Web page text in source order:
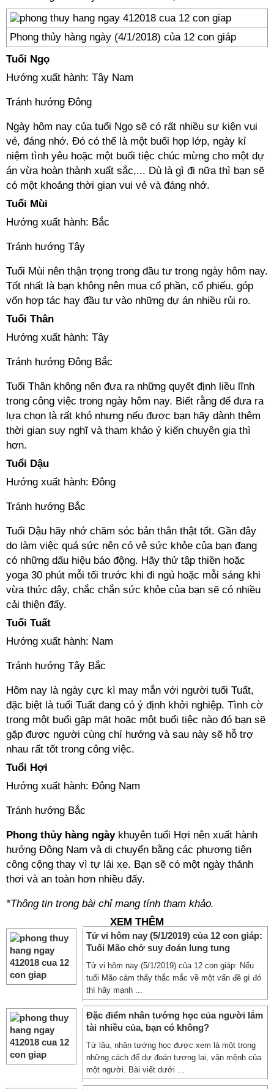
Phong thủy hàng ngày (4/1/2018) của 12 con giáp
Tuổi Ngọ
Hướng xuất hành: Tây Nam
Tránh hướng Đông
Ngày hôm nay của tuổi Ngọ sẽ có rất nhiều sự kiện vui
vẻ, đáng nhớ. Đó có thể là một buổi họp lớp, ngày kỉ
niệm tình yêu hoặc một buổi tiệc chúc mừng cho một dự
án vừa hoàn thành xuất sắc,... Dù là gì đi nữa thì bạn sẽ
có một khoảng thời gian vui vẻ và đáng nhớ.
Tuổi Mùi
Hướng xuất hành: Bắc
Tránh hướng Tây
Tuổi Mùi nên thận trọng trong đầu tư trong ngày hôm nay.
Tốt nhất là bạn không nên mua cổ phần, cổ phiếu, góp
vốn hợp tác hay đầu tư vào những dự án nhiều rủi ro.
Tuổi Thân
Hướng xuất hành: Tây
Tránh hướng Đông Bắc
Tuổi Thân không nên đưa ra những quyết định liều lĩnh
trong công việc trong ngày hôm nay. Biết rằng để đưa ra
lựa chọn là rất khó nhưng nếu được bạn hãy dành thêm
thời gian suy nghĩ và tham khảo ý kiến chuyên gia thì
hơn.
Tuổi Dậu
Hướng xuất hành: Đông
Tránh hướng Bắc
Tuổi Dậu hãy nhớ chăm sóc bản thân thật tốt. Gần đây
do làm việc quá sức nên có vẻ sức khỏe của bạn đang
có những dấu hiệu báo động. Hãy thử tập thiền hoặc
yoga 30 phút mỗi tối trước khi đi ngủ hoặc mỗi sáng khi
vừa thức dậy, chắc chắn sức khỏe của bạn sẽ có nhiều
cải thiện đấy.
Tuổi Tuất
Hướng xuất hành: Nam
Tránh hướng Tây Bắc
Hôm nay là ngày cực kì may mắn với người tuổi Tuất,
đặc biệt là tuổi Tuất đang có ý định khởi nghiệp. Tình cờ
trong một buổi gặp mặt hoặc một buổi tiệc nào đó bạn sẽ
gặp được người cùng chí hướng và sau này sẽ hỗ trợ
nhau rất tốt trong công việc.
Tuổi Hợi
Hướng xuất hành: Đông Nam
Tránh hướng Bắc
Phong thủy hàng ngàykhuyên tuổi Hợi nên xuất hành
hướng Đông Nam và di chuyển bằng các phương tiện
công cộng thay vì tự lái xe. Bạn sẽ có một ngày thảnh
thơi và an toàn hơn nhiều đấy.
*Thông tin trong bài chỉ mang tính tham khảo.
XEM THÊM
Tử vi hôm nay (5/1/2019) của 12 con giáp:
Tuổi Mão chớ suy đoán lung tung
Tử vi hôm nay (5/1/2019) của 12 con giáp: Nếu
tuổi Mão cảm thấy thắc mắc về một vấn đề gì đó
thì hãy mạnh ...
Đặc điểm nhân tướng học của người lắm
tài nhiều của, bạn có không?
Từ lâu, nhân tướng học được xem là một trong
những cách để dự đoán tương lai, vận mệnh của
một người. Bài viết dưới ...